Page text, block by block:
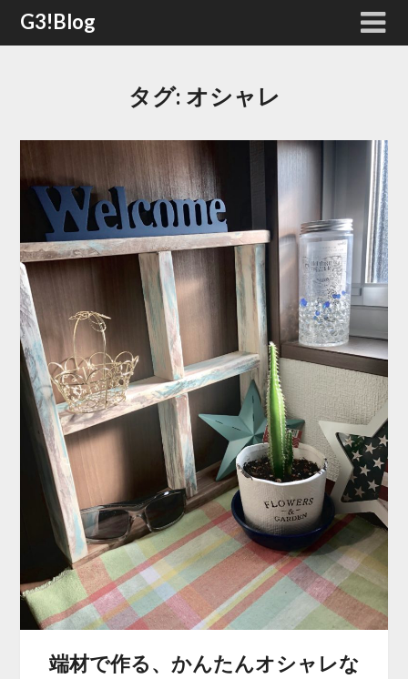
SkipG3!Blog
タグ: オシャレ
端材で作る、かんたんオシャレな